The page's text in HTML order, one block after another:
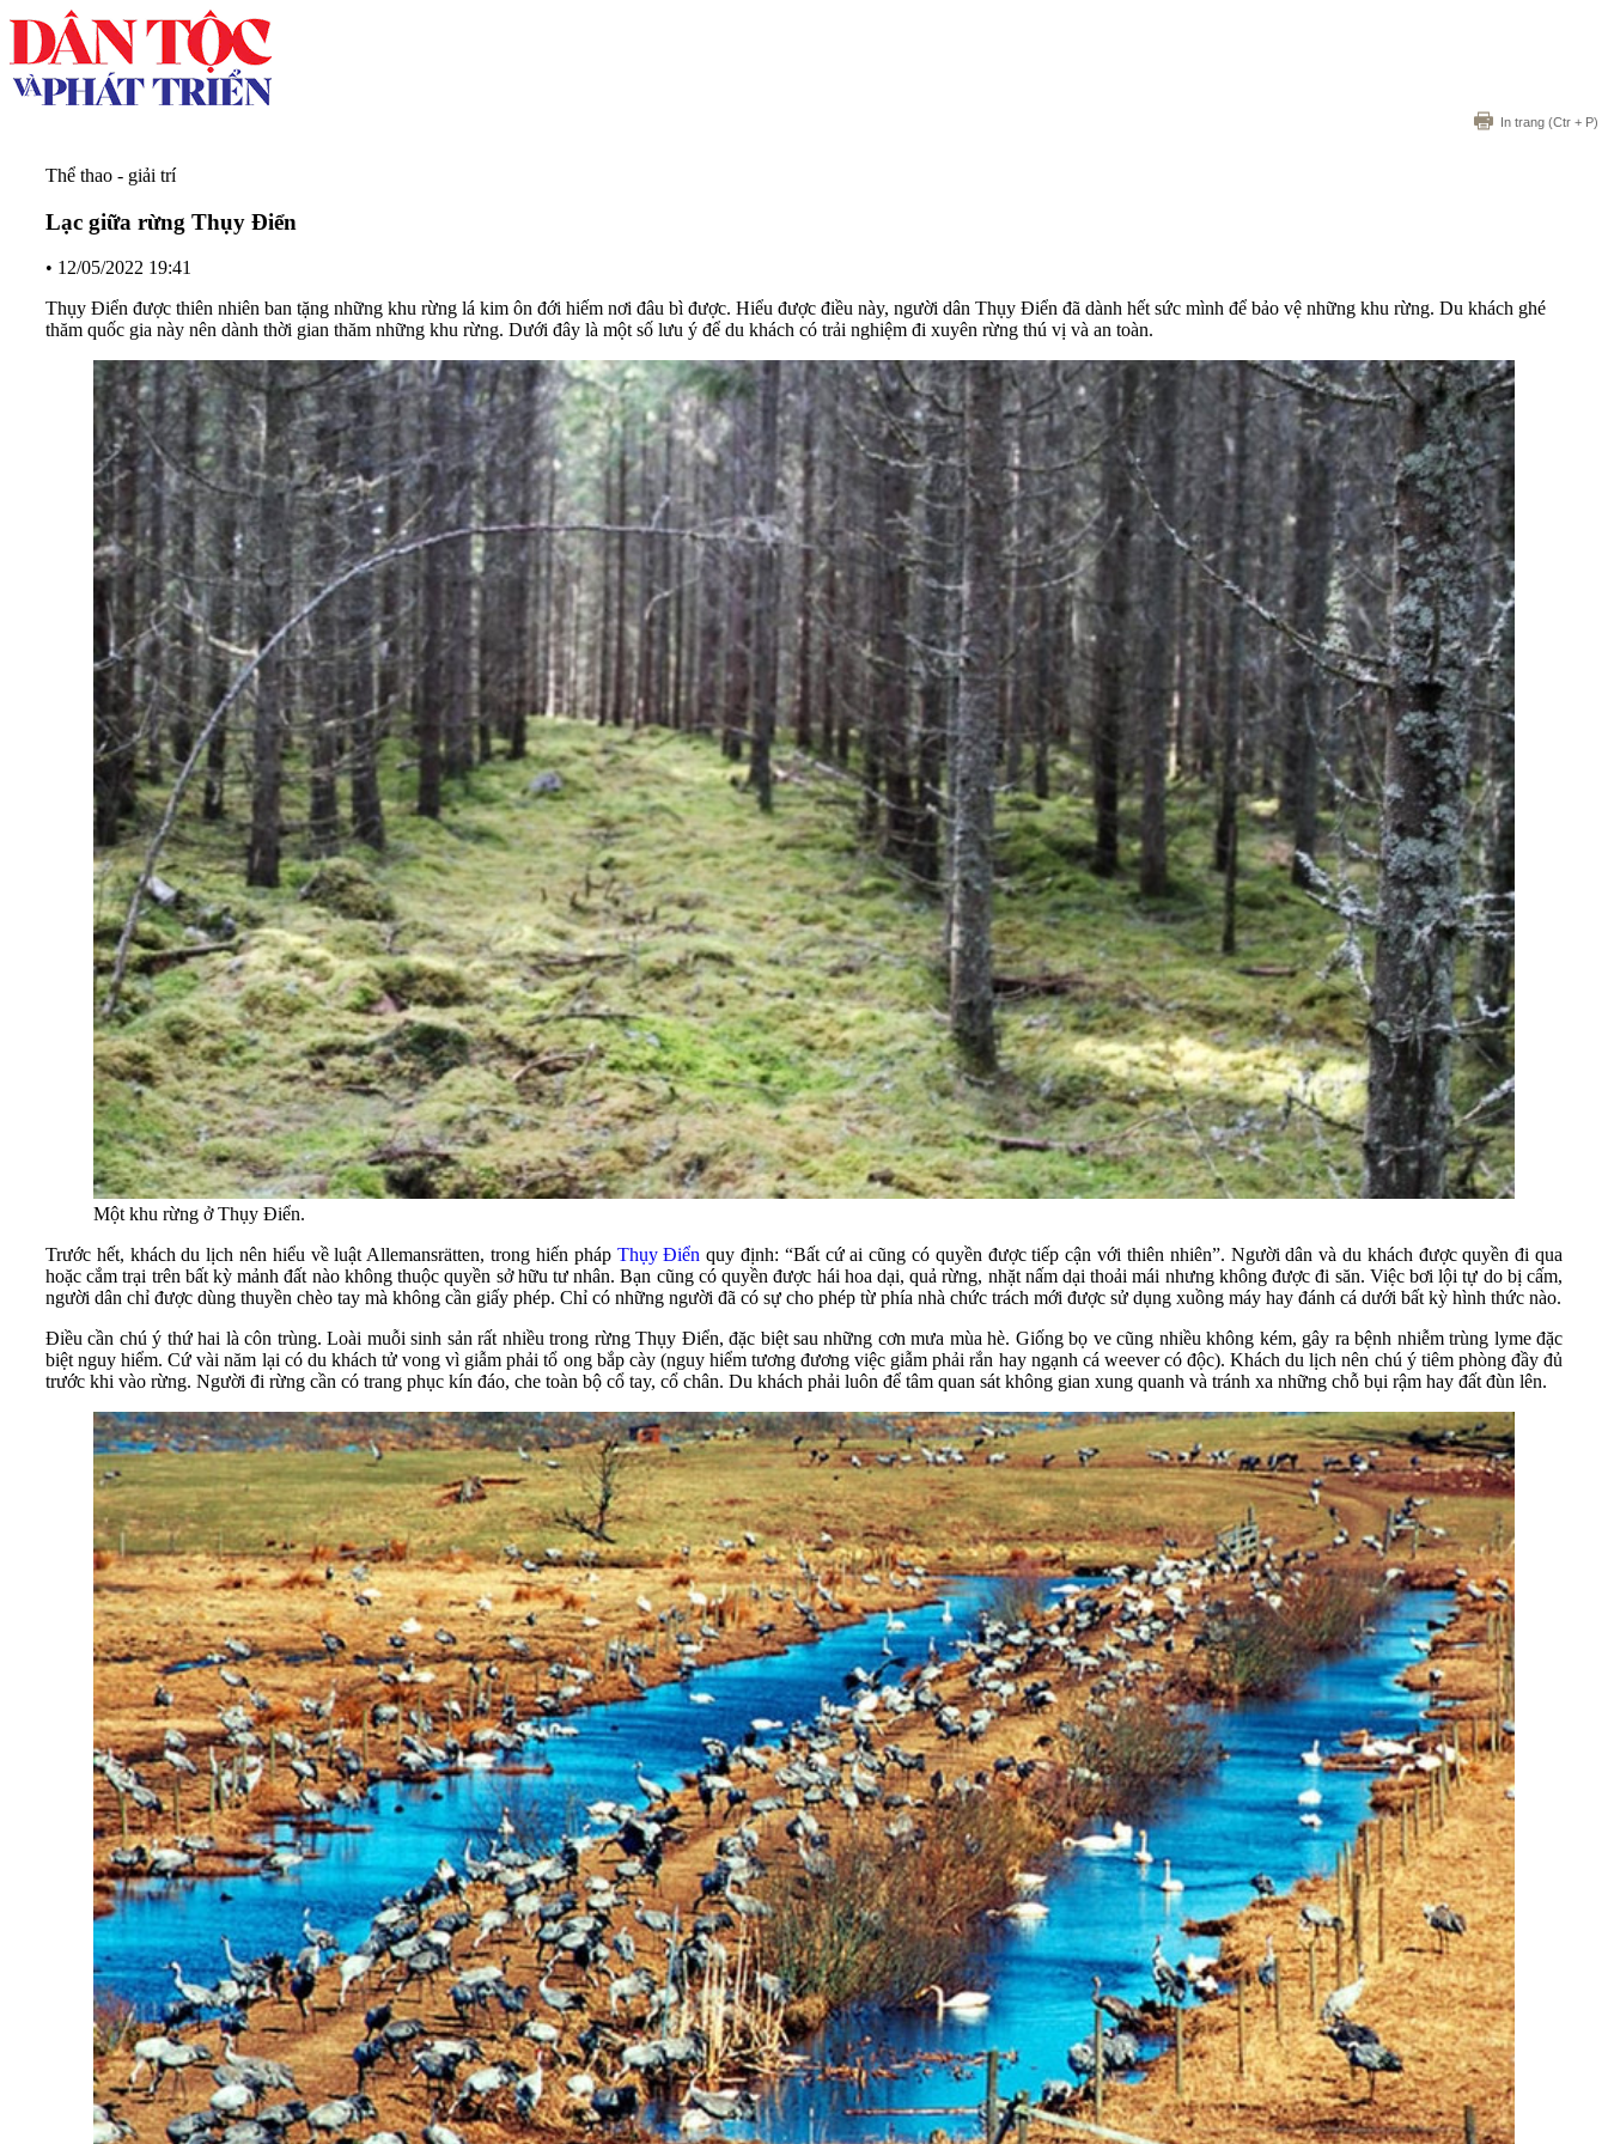
In trang (Ctr + P)
Thể thao - giải trí
Lạc giữa rừng Thụy Điển
• 12/05/2022 19:41
Thụy Điển được thiên nhiên ban tặng những khu rừng lá kim ôn đới hiếm nơi đâu bì được. Hiểu được điều này, người dân Thụy Điển đã dành hết sức mình để bảo vệ những khu rừng. Du khách ghé
thăm quốc gia này nên dành thời gian thăm những khu rừng. Dưới đây là một số lưu ý để du khách có trải nghiệm đi xuyên rừng thú vị và an toàn.
Một khu rừng ở Thụy Điển.
Trước hết, khách du lịch nên hiểu về luật Allemansrätten, trong hiến pháp Thụy Điển quy định: “Bất cứ ai cũng có quyền được tiếp cận với thiên nhiên”. Người dân và du khách được quyền đi qua
hoặc cắm trại trên bất kỳ mảnh đất nào không thuộc quyền sở hữu tư nhân. Bạn cũng có quyền được hái hoa dại, quả rừng, nhặt nấm dại thoải mái nhưng không được đi săn. Việc bơi lội tự do bị cấm,
người dân chỉ được dùng thuyền chèo tay mà không cần giấy phép. Chỉ có những người đã có sự cho phép từ phía nhà chức trách mới được sử dụng xuồng máy hay đánh cá dưới bất kỳ hình thức nào.
Điều cần chú ý thứ hai là côn trùng. Loài muỗi sinh sản rất nhiều trong rừng Thụy Điển, đặc biệt sau những cơn mưa mùa hè. Giống bọ ve cũng nhiều không kém, gây ra bệnh nhiễm trùng lyme đặc
biệt nguy hiểm. Cứ vài năm lại có du khách tử vong vì giẫm phải tổ ong bắp cày (nguy hiểm tương đương việc giẫm phải rắn hay ngạnh cá weever có độc). Khách du lịch nên chú ý tiêm phòng đầy đủ
trước khi vào rừng. Người đi rừng cần có trang phục kín đáo, che toàn bộ cổ tay, cổ chân. Du khách phải luôn để tâm quan sát không gian xung quanh và tránh xa những chỗ bụi rậm hay đất đùn lên.